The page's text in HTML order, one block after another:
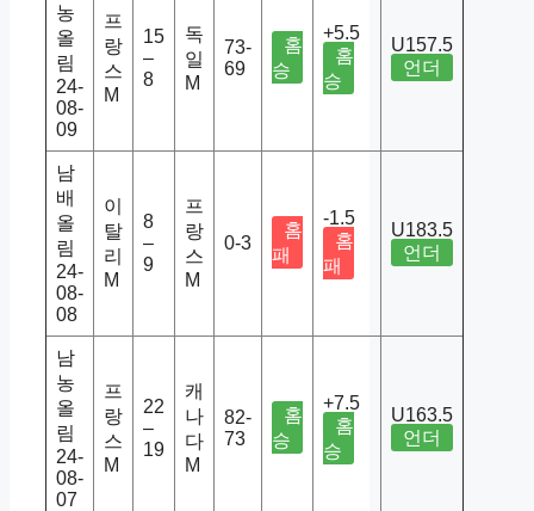
농
올
림
24-
08-
09
프
랑
스
M
15
–
8
독
일
M
73-
69
홈
승
+5.5
홈
승
U157.5
언더
남
배
올
림
24-
08-
08
이
탈
리
M
8
–
9
프
랑
스
M
0-3
홈
패
-1.5
홈
패
U183.5
언더
남
농
올
림
24-
08-
07
프
랑
스
M
22
–
19
캐
나
다
M
82-
73
홈
승
+7.5
홈
승
U163.5
언더